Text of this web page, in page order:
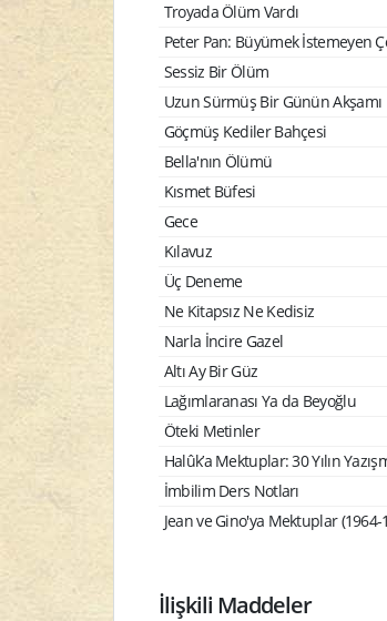
Troyada Ölüm Vardı
Peter Pan: Büyümek İstemeyen
Sessiz Bir Ölüm
Uzun Sürmüş Bir Günün Akşamı
Göçmüş Kediler Bahçesi
Bella'nın Ölümü
Kısmet Büfesi
Gece
Kılavuz
Üç Deneme
Ne Kitapsız Ne Kedisiz
Narla İncire Gazel
Altı Ay Bir Güz
Lağımlaranası Ya da Beyoğlu
Öteki Metinler
Halûk’a Mektuplar: 30 Yılın
İmbilim Ders Notları
Jean ve Gino'ya Mektuplar (1964-
İlişkili Maddeler